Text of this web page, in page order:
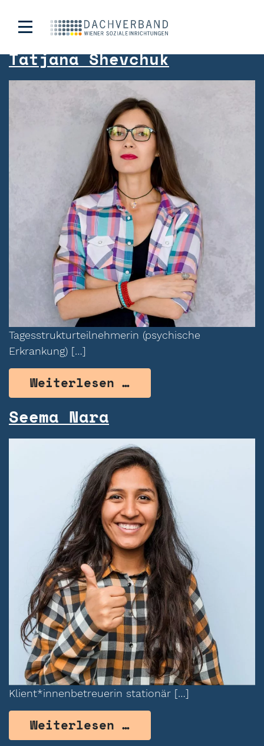
Archiv:Personas
Tatjana Shevchuk
Tagesstrukturteilnehmerin (psychische
Erkrankung) […]
Weiterlesen …from Tatjana
Seema Nara
Klient*innenbetreuerin stationär […]
Weiterlesen …from Seema Nara